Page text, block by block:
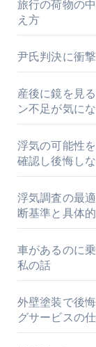
旅行の荷物の
え方
尹氏判決に衝撃
産後に鏡を見
ン不足が気に
浮気の可能性
確認し後悔し
浮気調査の最
断基準と具体
車があるのに
私の話
外壁塗装で後
グサービスの